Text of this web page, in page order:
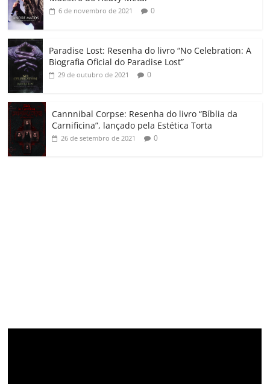
6 de novembro de 2021 0
Paradise Lost: Resenha do livro “No Celebration: A
Biografia Oficial do Paradise Lost”
29 de outubro de 2021 0
Cannnibal Corpse: Resenha do livro “Bíblia da
Carnificina”, lançado pela Estética Torta
26 de setembro de 2021 0